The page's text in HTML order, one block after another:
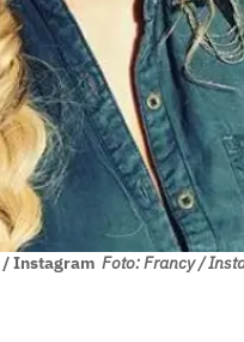
/ Instagram Foto: Francy /